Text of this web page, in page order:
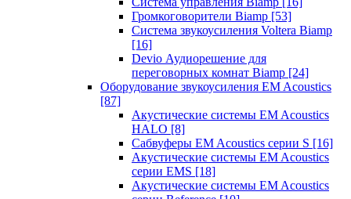
Громкоговорители Biamp [53]
Система звукоусиления Voltera Biamp
[16]
Devio Аудиорешение для
переговорных комнат Biamp [24]
Оборудование звукоусиления EM Acoustics
[87]
Акустические системы EM Acoustics
HALO [8]
Сабвуферы EM Acoustics серии S [16]
Акустические системы EM Acoustics
серии EMS [18]
Акустические системы EM Acoustics